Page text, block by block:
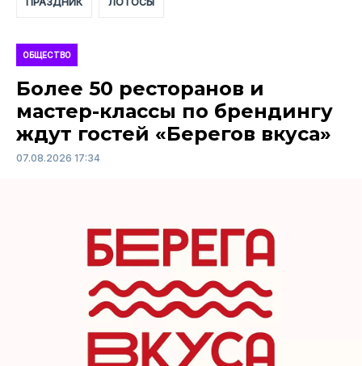
ОБЩЕСТВО
Более 50 ресторанов и
мастер-классы по брендингу
ждут гостей «Берегов вкуса»
07.08.2026 17:34